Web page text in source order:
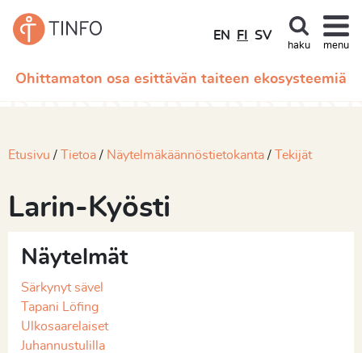
Ohittamaton osa esittävän taiteen ekosysteemiä
EN FI SV
haku menu
Etusivu Tietoa Näytelmäkäännöstietokanta Tekijät
Larin-Kyösti
Näytelmät
Särkynyt sävel
Tapani Löfing
Ulkosaarelaiset
Juhannustulilla